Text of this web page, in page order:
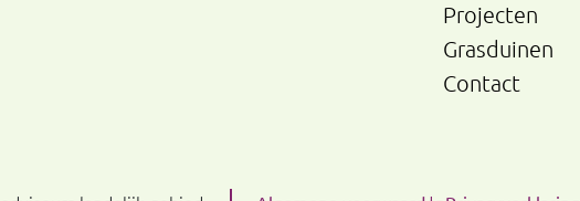
Projecten
Grasduinen
Contact